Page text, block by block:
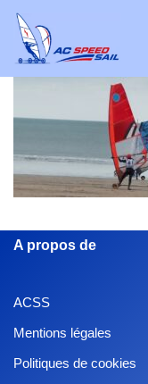
Aller
au
A propos de
ACSS
Mentions légales
Politiques de cookies